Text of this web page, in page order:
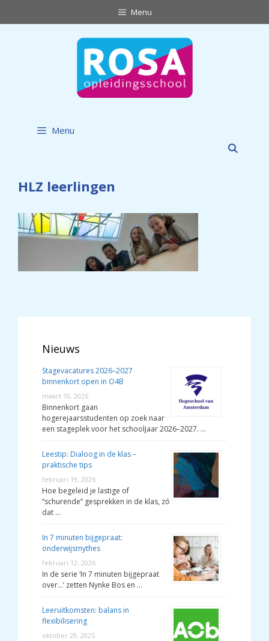
naar
Menu
Menu
HLZ leerlingen
Nieuws
Stagevacatures 2026–2027
binnenkort open in O4B
maart 10, 2026
Binnenkort gaan
hogerejaarsstudenten op zoek naar
een stageplek voor het schooljaar 2026–2027. …
Leestip: Dialoog in de klas –
praktische tips
februari 19, 2026
Hoe begeleid je lastige of
“schurende” gesprekken in de klas, zó
dat …
In 7 minuten bijgepraat:
onderwijsmythes
februari 12, 2026
In de serie ‘In 7 minuten bijgepraat
over…’ zetten Nynke Bos en …
Leeruitkomsten: balans in
flexibilisering
oktober 29, 2025